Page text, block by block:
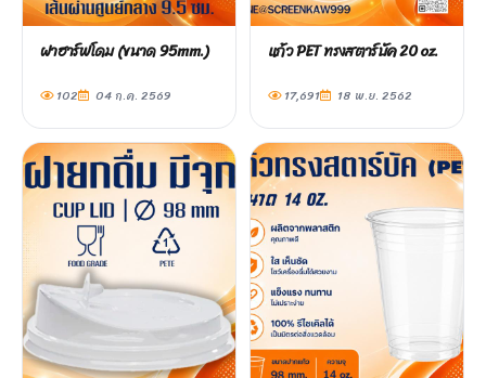
ฝาฮาร์ฟโดม (ขนาด 95mm.)
102 04 ก.ค. 2569
แก้ว PET ทรงสตาร์บัค 20 oz.
17,691 18 พ.ย. 2562